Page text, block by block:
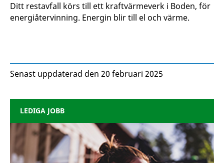
Ditt restavfall körs till ett kraftvärmeverk i Boden, för
energiåtervinning. Energin blir till el och värme.
Senast uppdaterad den 20 februari 2025
LEDIGA JOBB